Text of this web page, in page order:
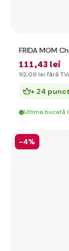
FRIDA MOM
111,43 lei
92,09 lei fără
+ 24
Ultima bucată
-4%